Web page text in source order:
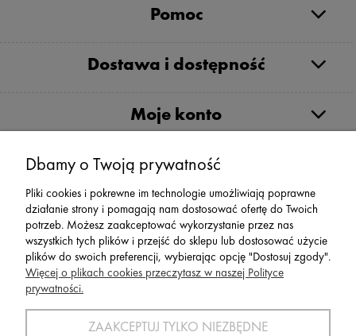
Pomoc
Dostawa i dostępność
Moje konto
Serwis
Zwroty,Reklamacje Wymiany
SPORT 2002 ||
dolnośląskie, NIP: 611-24-66-379 || E-
Dbamy o Twoją prywatność
Pliki cookies i pokrewne im technologie umożliwiają poprawne
działanie strony i pomagają nam dostosować ofertę do Twoich
potrzeb. Możesz zaakceptować wykorzystanie przez nas
wszystkich tych plików i przejść do sklepu lub dostosować użycie
plików do swoich preferencji, wybierając opcję "Dostosuj zgody".
Więcej o plikach cookies przeczytasz w naszej Polityce
prywatności.
ZAAKCEPTUJ TYLKO NIEZBĘDNE